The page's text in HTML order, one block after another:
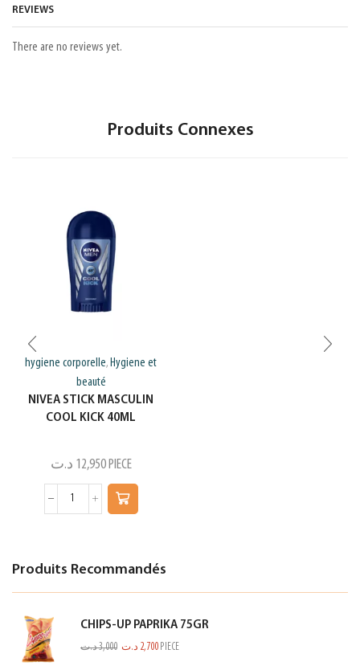
REVIEWS
There are no reviews yet.
Produits Connexes
hygiene corporelle, Hygiene et
beauté
NIVEA STICK MASCULIN
COOL KICK 40ML
12,950 د.ت PIECE
Produits Recommandés
CHIPS-UP PAPRIKA 75GR
3,000د.ت 2,700 د.ت PIECE